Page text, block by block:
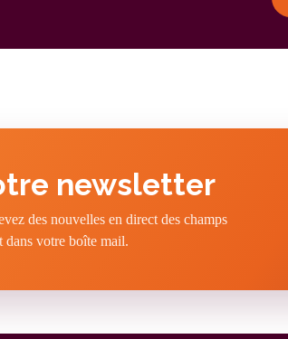
newsletter
des nouvelles en direct des champs
dans votre boîte mail.